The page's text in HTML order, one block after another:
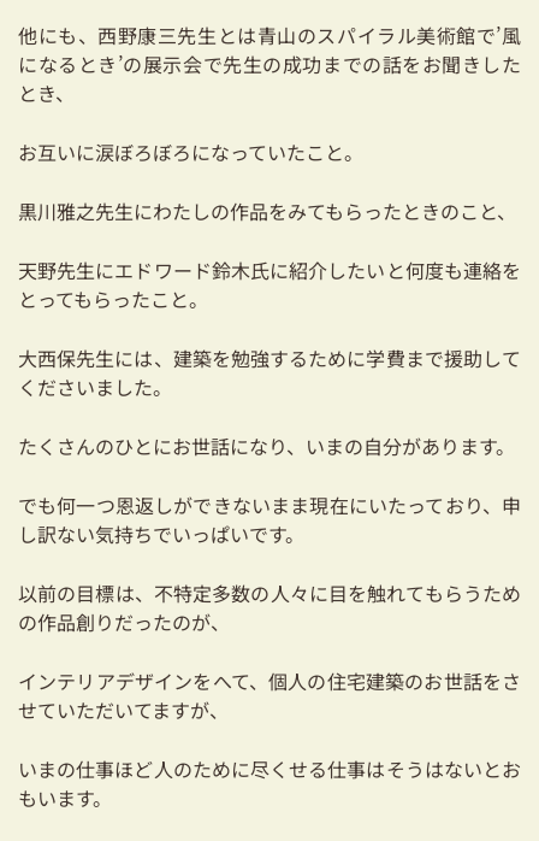
03-3334-0334
他にも、西野康三先生とは青山のスパイラル美術館で’風
になるとき’の展示会で先生の成功までの話をお聞きした
とき、
お互いに涙ぼろぼろになっていたこと。
黒川雅之先生にわたしの作品をみてもらったときのこと、
天野先生にエドワード鈴木氏に紹介したいと何度も連絡を
とってもらったこと。
大西保先生には、建築を勉強するために学費まで援助して
くださいました。
たくさんのひとにお世話になり、いまの自分があります。
でも何一つ恩返しができないまま現在にいたっており、申
し訳ない気持ちでいっぱいです。
以前の目標は、不特定多数の人々に目を触れてもらうため
の作品創りだったのが、
インテリアデザインをへて、個人の住宅建築のお世話をさ
せていただいてますが、
いまの仕事ほど人のために尽くせる仕事はそうはないとお
もいます。